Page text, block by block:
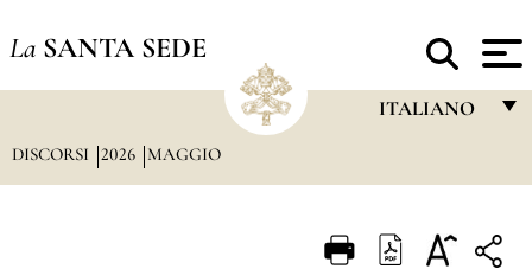
La SANTA SEDE
ITALIANO
ITALIANO
DISCORSI 2026 MAGGIO